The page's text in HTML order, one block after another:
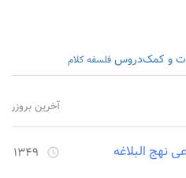
و کمک‌دروس فلسفه کلام
آخرین
نهج البلاغه access_time ۱۳۴۹ روز قبل